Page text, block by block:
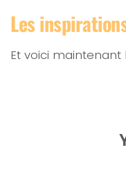
Les
Et voici maintenant